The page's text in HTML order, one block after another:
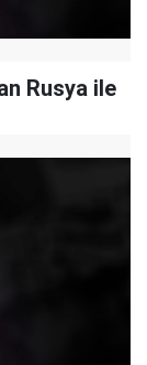
Rusya ile